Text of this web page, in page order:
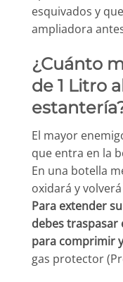
esquivados y
ampliadora
¿Cuánto
de 1 Litro
El mayor
que entra en la
En una botella
oxidará y
Para extender
debes traspasar
para comprimir
gas protector